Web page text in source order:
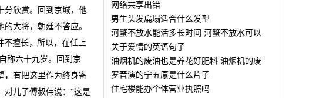
分欣赏。回到京城，他
大将，朝廷不答应。
不擅长，所以，在任上
称六十九岁。回到京
，有把这里作为终身寄
对儿子傅叔伟说：“这是
网络共享出错
男生头发扁塌适合什么发型
河蟹不放水能活多长时间 河蟹不放水可以
关于爱情的英语句子
油烟机的废油也是养花好肥料 油烟机的废
罗晋演的宁五原是什么片子
住宅楼能办个体营业执照吗